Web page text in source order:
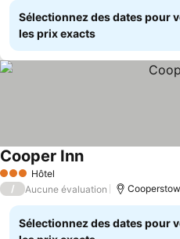
Sélectionnez des dates pour
les prix exacts
3 ÉtoilesHôtel
Cooper Inn
/ Aucune évaluation
Sélectionnez des dates pour